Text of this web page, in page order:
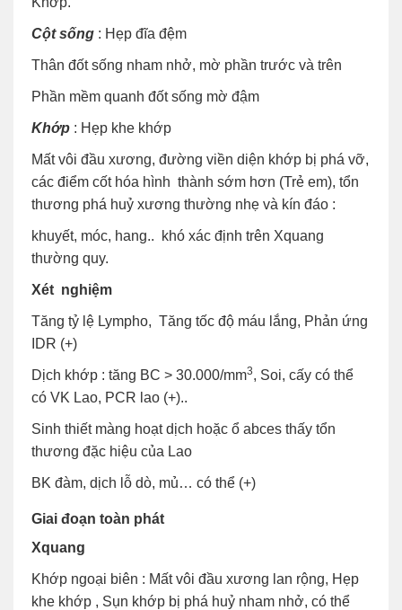
Cột sống : Hẹp đĩa đệm
Thân đốt sống nham nhở, mờ phần trước và trên
Phần mềm quanh đốt sống mờ đậm
Khớp : Hẹp khe khớp
Mất vôi đầu xương, đường viền diện khớp bị phá vỡ,
các điểm cốt hóa hình thành sớm hơn (Trẻ em), tổn
thương phá huỷ xương thường nhẹ và kín đáo :
khuyết, móc, hang.. khó xác định trên Xquang
thường quy.
Xét nghiệm
Tăng tỷ lệ Lympho, Tăng tốc độ máu lắng, Phản ứng
IDR (+)
Dịch khớp : tăng BC > 30.000/mm3, Soi, cấy có thể
có VK Lao, PCR lao (+)..
Sinh thiết màng hoạt dịch hoặc ổ abces thấy tổn
thương đặc hiệu của Lao
BK đàm, dịch lỗ dò, mủ… có thể (+)
Giai đoạn toàn phát
Xquang
Khớp ngoại biên : Mất vôi đầu xương lan rộng, Hẹp
khe khớp , Sụn khớp bị phá huỷ nham nhở, có thể